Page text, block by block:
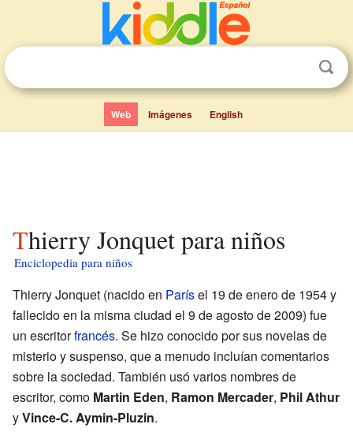
Web Imágenes English
Thierry Jonquet para niños
Enciclopedia para niños
Thierry Jonquet (nacido en Parísel 19 de enero de 1954 y
fallecido en la misma ciudad el 9 de agosto de 2009) fue
un escritorfrancés. Se hizo conocido por sus novelas de
misterio y suspenso, que a menudo incluían comentarios
sobre la sociedad. También usó varios nombres de
escritor, como Martin Eden, Ramon Mercader, Phil Athur
yVince-C. Aymin-Pluzin.